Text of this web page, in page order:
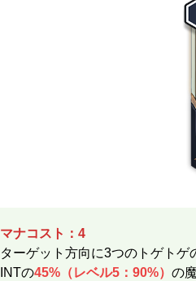
マナコスト：4
ターゲット方向に3つのトゲト
INTの45%（レベル5：90%） の